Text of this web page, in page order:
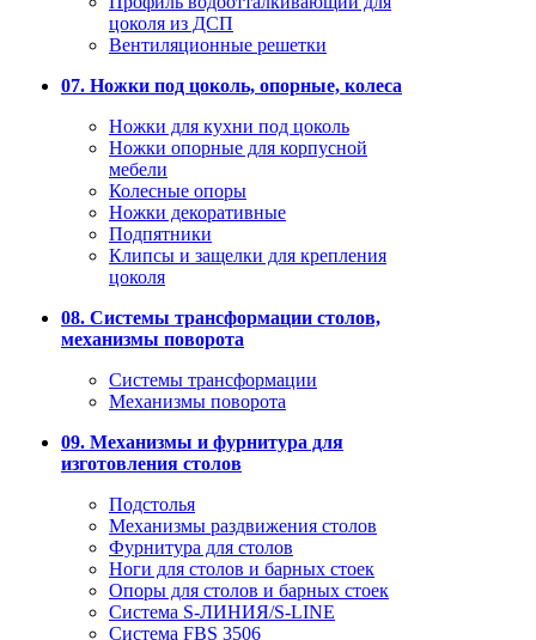
цоколя из ДСП
Вентиляционные решетки
07. Ножки под цоколь, опорные, колеса
Ножки для кухни под цоколь
Ножки опорные для корпусной
мебели
Колесные опоры
Ножки декоративные
Подпятники
Клипсы и защелки для крепления
цоколя
08. Системы трансформации столов,
механизмы поворота
Системы трансформации
Механизмы поворота
09. Механизмы и фурнитура для
изготовления столов
Подстолья
Механизмы раздвижения столов
Фурнитура для столов
Ноги для столов и барных стоек
Опоры для столов и барных стоек
Система S-ЛИНИЯ/S-LINE
Система FBS 3506